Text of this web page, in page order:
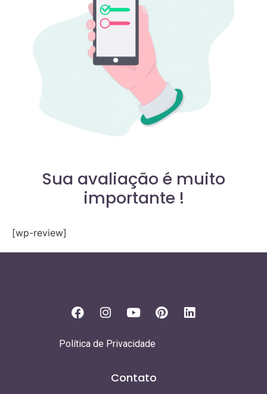
Sua avaliação é muito
importante !
[wp-review]
Política de Privacidade
Contato